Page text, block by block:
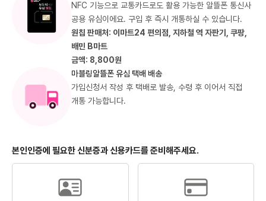
NFC 기능으로 교통카드로도 활용 가능한 알뜰폰 통신사
공용 유심이에요. 구입 후 즉시 개통하실 수 있습니다.
원칩 판매처: 이마트24 편의점, 지하철 역 자판기, 쿠팡,
배민 B마트
금액: 8,800원
마블링알뜰폰 유심 택배 배송
가입신청서 작성 후 택배로 발송, 수령 후 이어서 직접
개통 가능합니다.
본인인증에 필요한 신분증과 신용카드를 준비해주세요.